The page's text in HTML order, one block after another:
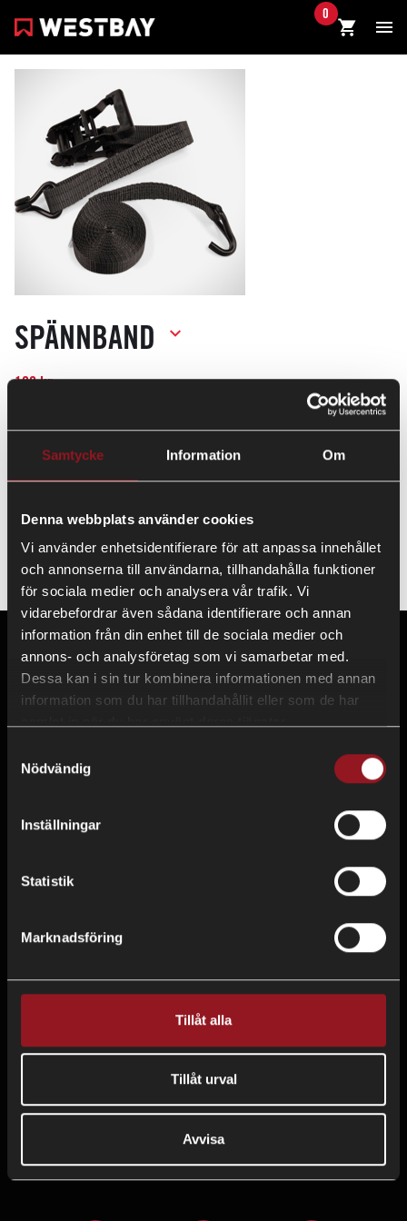
Samtycke Information Om
Denna webbplats använder cookies
Vi använder enhetsidentifierare för att anpassa innehållet
och annonserna till användarna, tillhandahålla funktioner
för sociala medier och analysera vår trafik. Vi
vidarebefordrar även sådana identifierare och annan
information från din enhet till de sociala medier och
annons- och analysföretag som vi samarbetar med.
Dessa kan i sin tur kombinera informationen med annan
information som du har tillhandahållit eller som de har
Nödvändig
Inställningar
Statistik
Marknadsföring
Tillåt alla
Tillåt urval
Avvisa
0
SPÄNNBAND
199 kr
LÄGG TILL
1500 kg/st.
PRIVACY POLICY
VILLKOR OCH GARANTI
CSR
BESÖK OSS